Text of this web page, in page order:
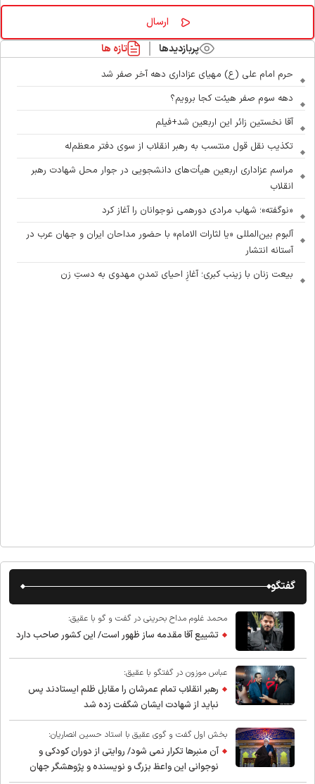
پربازدیدها تازه ها
حرم امام علی (ع) مهیای عزاداری دهه آخر صفر شد
دهه سوم صفر هیئت کجا برویم؟
آقا نخستین زائر این اربعین شد+فیلم
تکذیب نقل قول منتسب به رهبر انقلاب از سوی دفتر معظم‌له
مراسم عزاداری اربعین هیأت‌های دانشجویی در جوار محل شهادت رهبر
انقلاب
«نوگفته»؛ شهاب مرادی دورهمی نوجوانان را آغاز کرد
آلبوم بین‌المللی «یا لثارات الامام» با حضور مداحان ایران و جهان عرب در
آستانه انتشار
بیعت زنان با زینب کبری؛ آغازِ احیای تمدنِ مهدوی به دستِ زن
گفتگو
محمد غلوم مداح بحرینی در گفت و گو با عقیق:
تشییع آقا مقدمه ساز ظهور است/ این کشور صاحب دارد
عباس موزون در گفتگو با عقیق:
رهبر انقلاب تمام عمرشان را مقابل ظلم ایستادند پس
نباید از شهادت ایشان شگفت زده شد
بخش اول گفت و گوی عقیق با استاد حسین انصاریان:
آن منبرها تکرار نمی شود/ روایتی از دوران کودکی و
نوجوانی این واعظ بزرگ و نویسنده و پژوهشگر جهان